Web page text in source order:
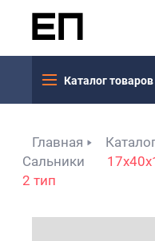
Каталог товаров
Главная
Сальники
2 тип